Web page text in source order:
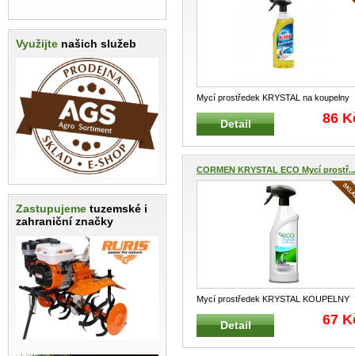
Využijte našich služeb
Zastupujeme tuzemské i
zahraniční značky
Mycí prostředek KRYSTAL na koupelny
750 ml žlutý Použití na vodovodní...
Detail 86
CORMEN KRYSTAL ECO Mycí prostř...
Mycí prostředek KRYSTAL KOUPELNY
ECO 750 ml Vysoká účinnost při odstr...
Detail 67